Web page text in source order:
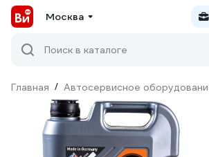
Москва
Поиск в каталоге
Главная / Автосервисное